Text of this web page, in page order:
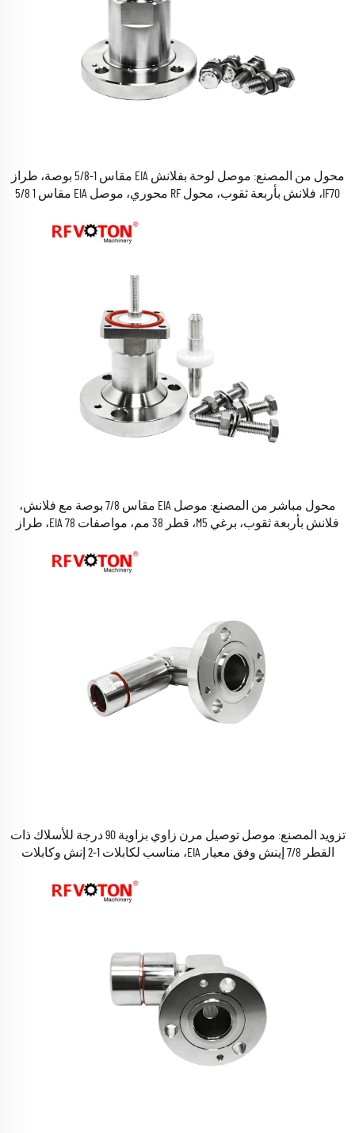
محول من المصنع: موصل لوحة بفلانش EIA مقاس 1-5/8 بوصة، طراز
IF70، فلانش بأربعة ثقوب، محول RF محوري، موصل EIA مقاس 1 5/8
محول مباشر من المصنع: موصل EIA مقاس 7/8 بوصة مع فلانش،
فلانش بأربعة ثقوب، برغي M5، قطر 38 مم، مواصفات EIA 78، طراز
تزويد المصنع: موصل توصيل مرن زاوي بزاوية 90 درجة للأسلاك ذات
القطر 7/8 إينش وفق معيار EIA، مناسب لكابلات 1-2 إنش وكابلات
المحورية، متوافق مع متطلبات RoHS